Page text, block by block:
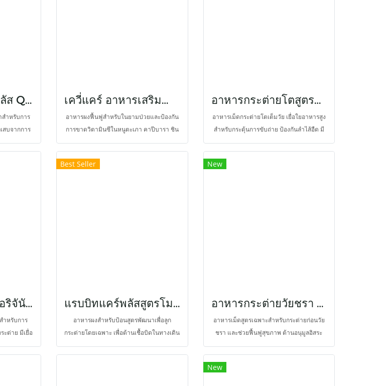
ขนาดใหญ่ขึ้น และต้องการใช้ในปริมาณมาก
แรบบิทแคร์สูตรพลัส QBA+PA ฟื้นฟูกระต่ายป่วย ช่วยลดอาการปวด
ำหรับการ
สบจากการ
นทางเดิน
ดความเจ็บ
าวะลำไส้
เควี่แคร์ อาหารเสริมสำหรับหนูตะเภา
อาหารผงฟื้นฟูสำหรับในยามป่วยและป้องกัน
การขาดวิตามินซีในหนูตะเภา คาปีบารา ชิน
ชิลล่า สัตว์ฟันแทะเหล่านี้ต้องได้รับวิตามินซี
จากการกิน และไม่สามารถสังเคราะห์ได้ด้วย
ตนเอง อาหารฟื้นฟูจึงต้องเสริมวิตามินซี
อาหารกระต่ายโตสูตรบำบัดโรค สูตรเดนทัลแคร์
อาหารเม็ดกระต่ายโตเต็มวัย เยื่อใยอาหารสูง
สำหรับกระตุ้นการขับถ่าย ป้องกันลำไส้อืด มี
พลังงานเพียงพอ เสริมจุลชีพที่เป็นประโยชน์ 7
ชนิด เพื่อช่วยป้องกันการอักเสบของทางเดิน
อาหาร ต้านเชื้อโรค และเพิ่มประสิทธิภาพการ
แรบบิทแคร์สูตรออริจันัล สำหรับฟื้นฟูกระต่ายป่วย
ำหรับการ
ต่าย มีเยื่อ
บถ่ายและ
โอติกส์หรือ
นกระต่าย
Best Seller
แรบบิทแคร์พลัสสูตรโมโนลอริน (ลอริค แอซิด)
อาหารผงสำหรับป้อนสูตรพัฒนาเพื่อลูก
กระต่ายโดยเฉพาะ เพื่อต้านเชื้อบิดในทางเดิน
อาหารและตับที่เป็นสาเหตุทำให้ลูกกระต่าย
เสียชีวิต และป้องกันการติดเชื้อแบคทีเรียและ
New
อาหารกระต่ายวัยชรา สูตรเดนทัลแคร์
อาหารเม็ดสูตรเฉพาะสำหรับกระต่ายก่อนวัย
ชรา และช่วยฟื้นฟูสุขภาพ ต้านอนุมูลอิสระ
ชะลอวัย ต้านมะเร็ง บำรุงตับ บำรุงทางเดิน
อาหาร บำรุงกล้ามเนื้อและกระดูก บำรุง
ผิวหนังและขน ระดับเยื่อใยอาหารเหมาะสม
New